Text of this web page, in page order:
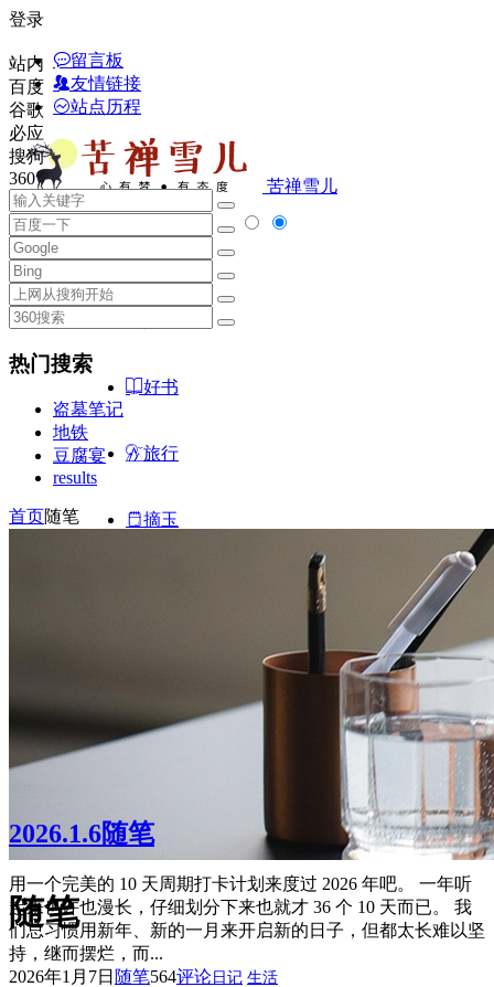
登录
留言板
友情链接
站点历程
苦禅雪儿
首页
好书
旅行
摘玉
站内
百度
谷歌
必应
搜狗
360
热门搜索
盗墓笔记
地铁
豆腐宴
results
首页随笔
随笔
2026.1.6随笔
用一个完美的 10 天周期打卡计划来度过 2026 年吧。 一年听
起来也许也漫长，仔细划分下来也就才 36 个 10 天而已。 我
们总习惯用新年、新的一月来开启新的日子，但都太长难以坚
持，继而摆烂，而...
2026年1月7日 随笔564评论 日记 生活